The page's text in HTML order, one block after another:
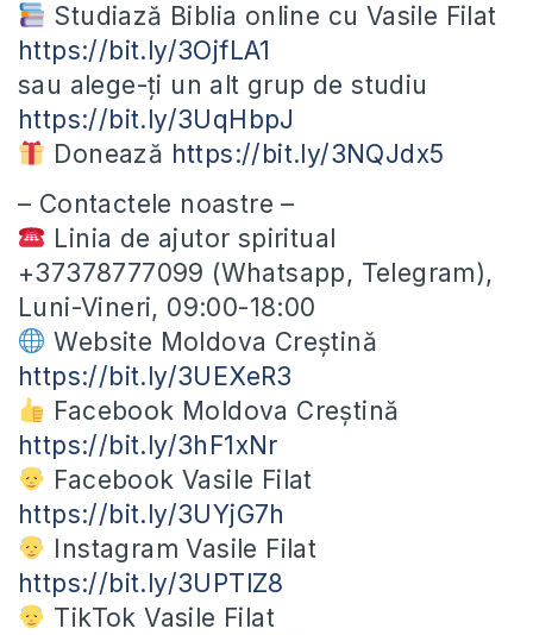
Studiază Biblia online cu Vasile Filat
https://bit.ly/3OjfLA1
sau alege-ți un alt grup de studiu
https://bit.ly/3UqHbpJ
Donează https://bit.ly/3NQJdx5
– Contactele noastre –
Linia de ajutor spiritual
+37378777099 (Whatsapp, Telegram),
Luni-Vineri, 09:00-18:00
Website Moldova Creștină
https://bit.ly/3UEXeR3
Facebook Moldova Creștină
https://bit.ly/3hF1xNr
Facebook Vasile Filat
https://bit.ly/3UYjG7h
Instagram Vasile Filat
https://bit.ly/3UPTlZ8
TikTok Vasile Filat